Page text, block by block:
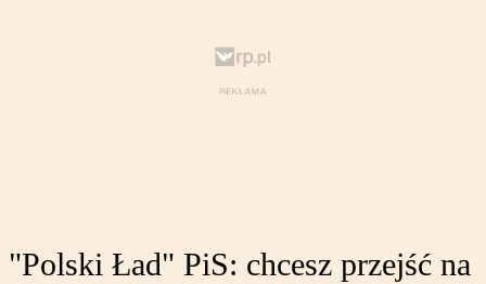
"Polski Ład" PiS: chcesz przejść na